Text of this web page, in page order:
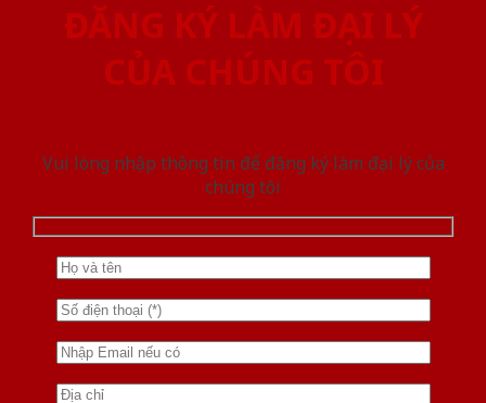
ĐĂNG KÝ LÀM ĐẠI LÝ
CỦA CHÚNG TÔI
Vui lòng nhập thông tin để đăng ký làm đại lý của
chúng tôi